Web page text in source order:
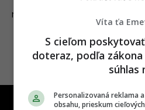
NEWS
Víta ťa
S cieľom
doteraz, podľa
súhlas
Personalizovaná reklama
obsahu, prieskum